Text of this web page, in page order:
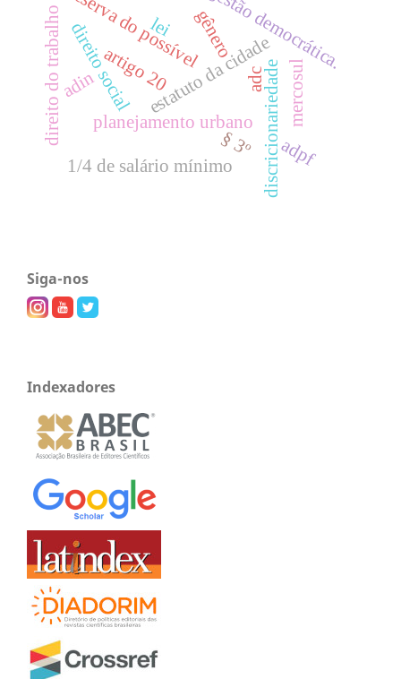
planejamento urbano
estatuto da cidade
gestão democrática.
reserva do possível
discricionariedade
lei
direito socialartigo 20
§ 3º
1/4 de salário mínimo
direito do trabalho mercosul
adc
adin
adpf
gênero
Siga-nos
Indexadores